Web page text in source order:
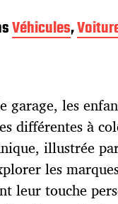
Véhicules,
garage, les
différentes à
illustrée
les
leur touche